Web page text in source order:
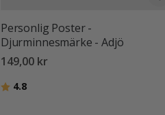
Personlig Poster -
Djurminnesmärke - Adjö
149,00 kr
Betyg:
4.8utav 5 stjärnor